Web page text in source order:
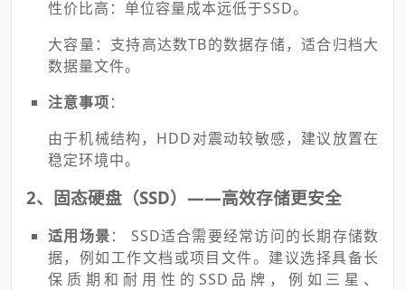
性价比高：单位容量成本远低于SSD。
大容量：支持高达数TB的数据存储，适合归档大
数据量文件。
注意事项：
由于机械结构，HDD对震动较敏感，建议放置在
稳定环境中。
2、固态硬盘（SSD）——高效存储更安全
适用场景： SSD适合需要经常访问的长期存储数
据，例如工作文档或项目文件。建议选择具备长
保质期和耐用性的SSD品牌，例如三星、